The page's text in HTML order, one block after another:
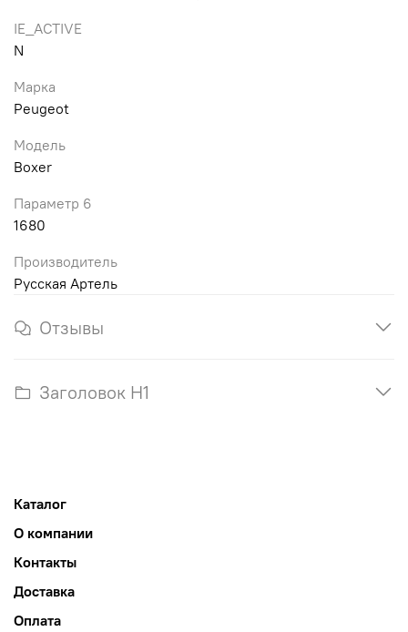
IE_ACTIVE
N
Марка
Peugeot
Модель
Boxer
Параметр 6
1680
Производитель
Русская Артель
Отзывы
Заголовок H1
Каталог
О компании
Контакты
Доставка
Оплата